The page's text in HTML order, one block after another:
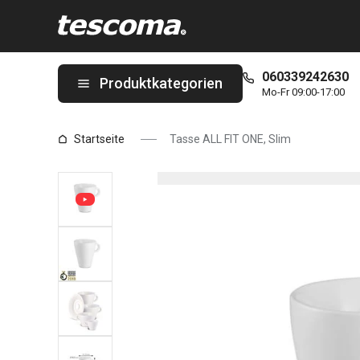
Produktkategorien 060339242630
Mo-Fr 09:00-17:00
Startseite Tasse ALL FIT ONE, Slim